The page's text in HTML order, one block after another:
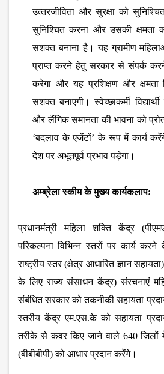
उत्‍तरजीविता और सुरक्षा को
सुनिश्चित करना और उसकी
सशक्‍त बनाना है। यह ग्रामीण
प्राप्‍त करने हेतु सरकार से संपर्क
करेगा और यह प्रशिक्षण और क्षमता
सशक्‍त बनाएगी। स्‍वेच्‍छाकर्मी
और लैंगिक समानता की भावना को
‘बदलाव के एजेंटों’ के रूप में कार्य
देश पर अभूतपूर्व प्रभाव पड़ेगा।
अम्‍ब्रेला स्‍कीम के मुख्‍य कार्यकलाप:
प्रधानमंत्री महिला शक्ति केंद्र
परिकल्‍पना विभिन्‍न स्‍तरों पर कार्य
राष्‍ट्रीय स्‍तर (क्षेत्र आधारित ज्ञान
के लिए राज्‍य संसाधन केंद्र) संरचनाएं
संबंधित सरकार को तकनीकी सहायता
स्‍तरीय केंद्र एम.एस.के को सहायता
तरीके से कवर किए जाने वाले 640 जिलों
(बीबीबीपी) को आधार प्रदान करेंगे।